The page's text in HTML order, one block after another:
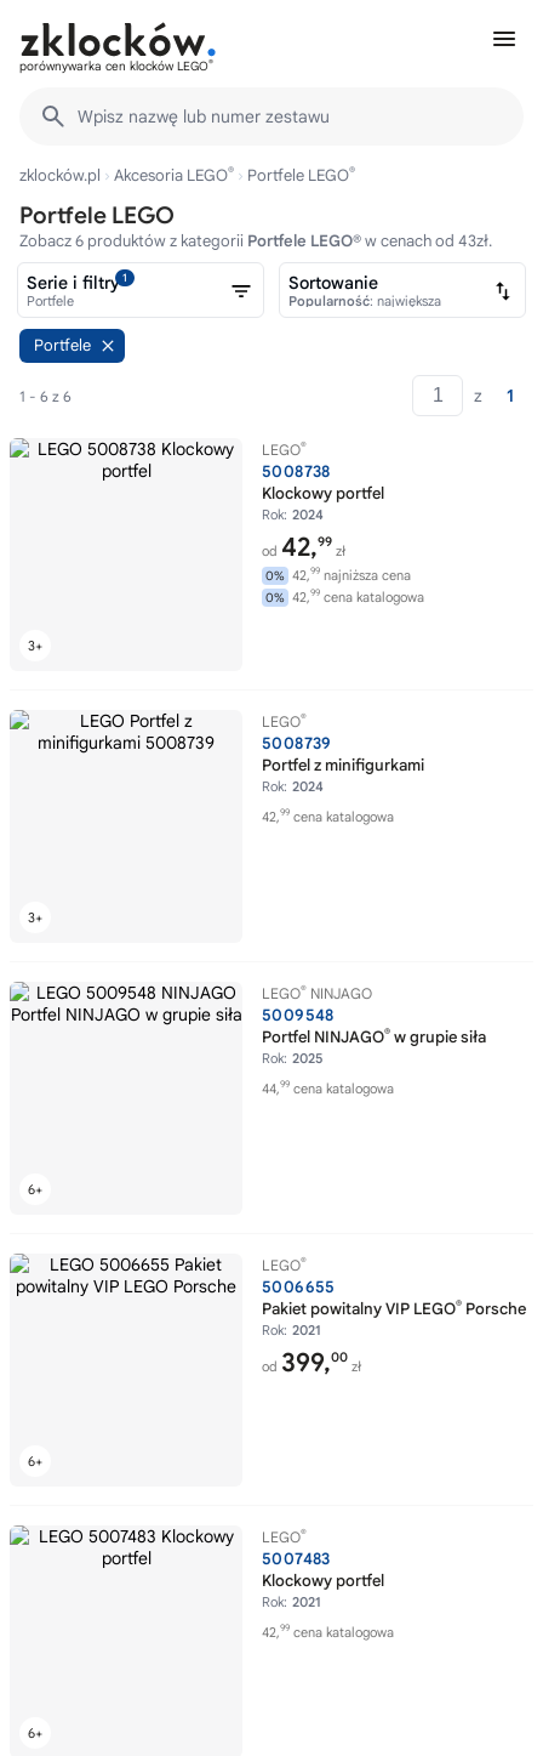
porównywarka cen klocków LEGO®
Wpisz nazwę lub numer zestawu
zklocków.pl Akcesoria LEGO® Portfele LEGO®
Portfele LEGO
Zobacz 6 produktów z kategorii Portfele LEGO®w cenach od 43zł.
Portfele
1 - 6 z 6 z 1
LEGO®
5008738
Klockowy portfel
Rok: 2024
od 42,99
zł
0% 42,99 najniższa cena
0% 42,99 cena katalogowa
LEGO®
5008739
Portfel z minifigurkami
Rok: 2024
42,99 cena katalogowa
LEGO® NINJAGO
5009548
Portfel NINJAGO® w grupie siła
Rok: 2025
44,99 cena katalogowa
LEGO®
5006655
Pakiet powitalny VIP LEGO® Porsche
Rok: 2021
od 399,00
zł
LEGO®
5007483
Klockowy portfel
Rok: 2021
42,99 cena katalogowa
Serie i filtry1
Portfele
Sortowanie
Popularność: największa